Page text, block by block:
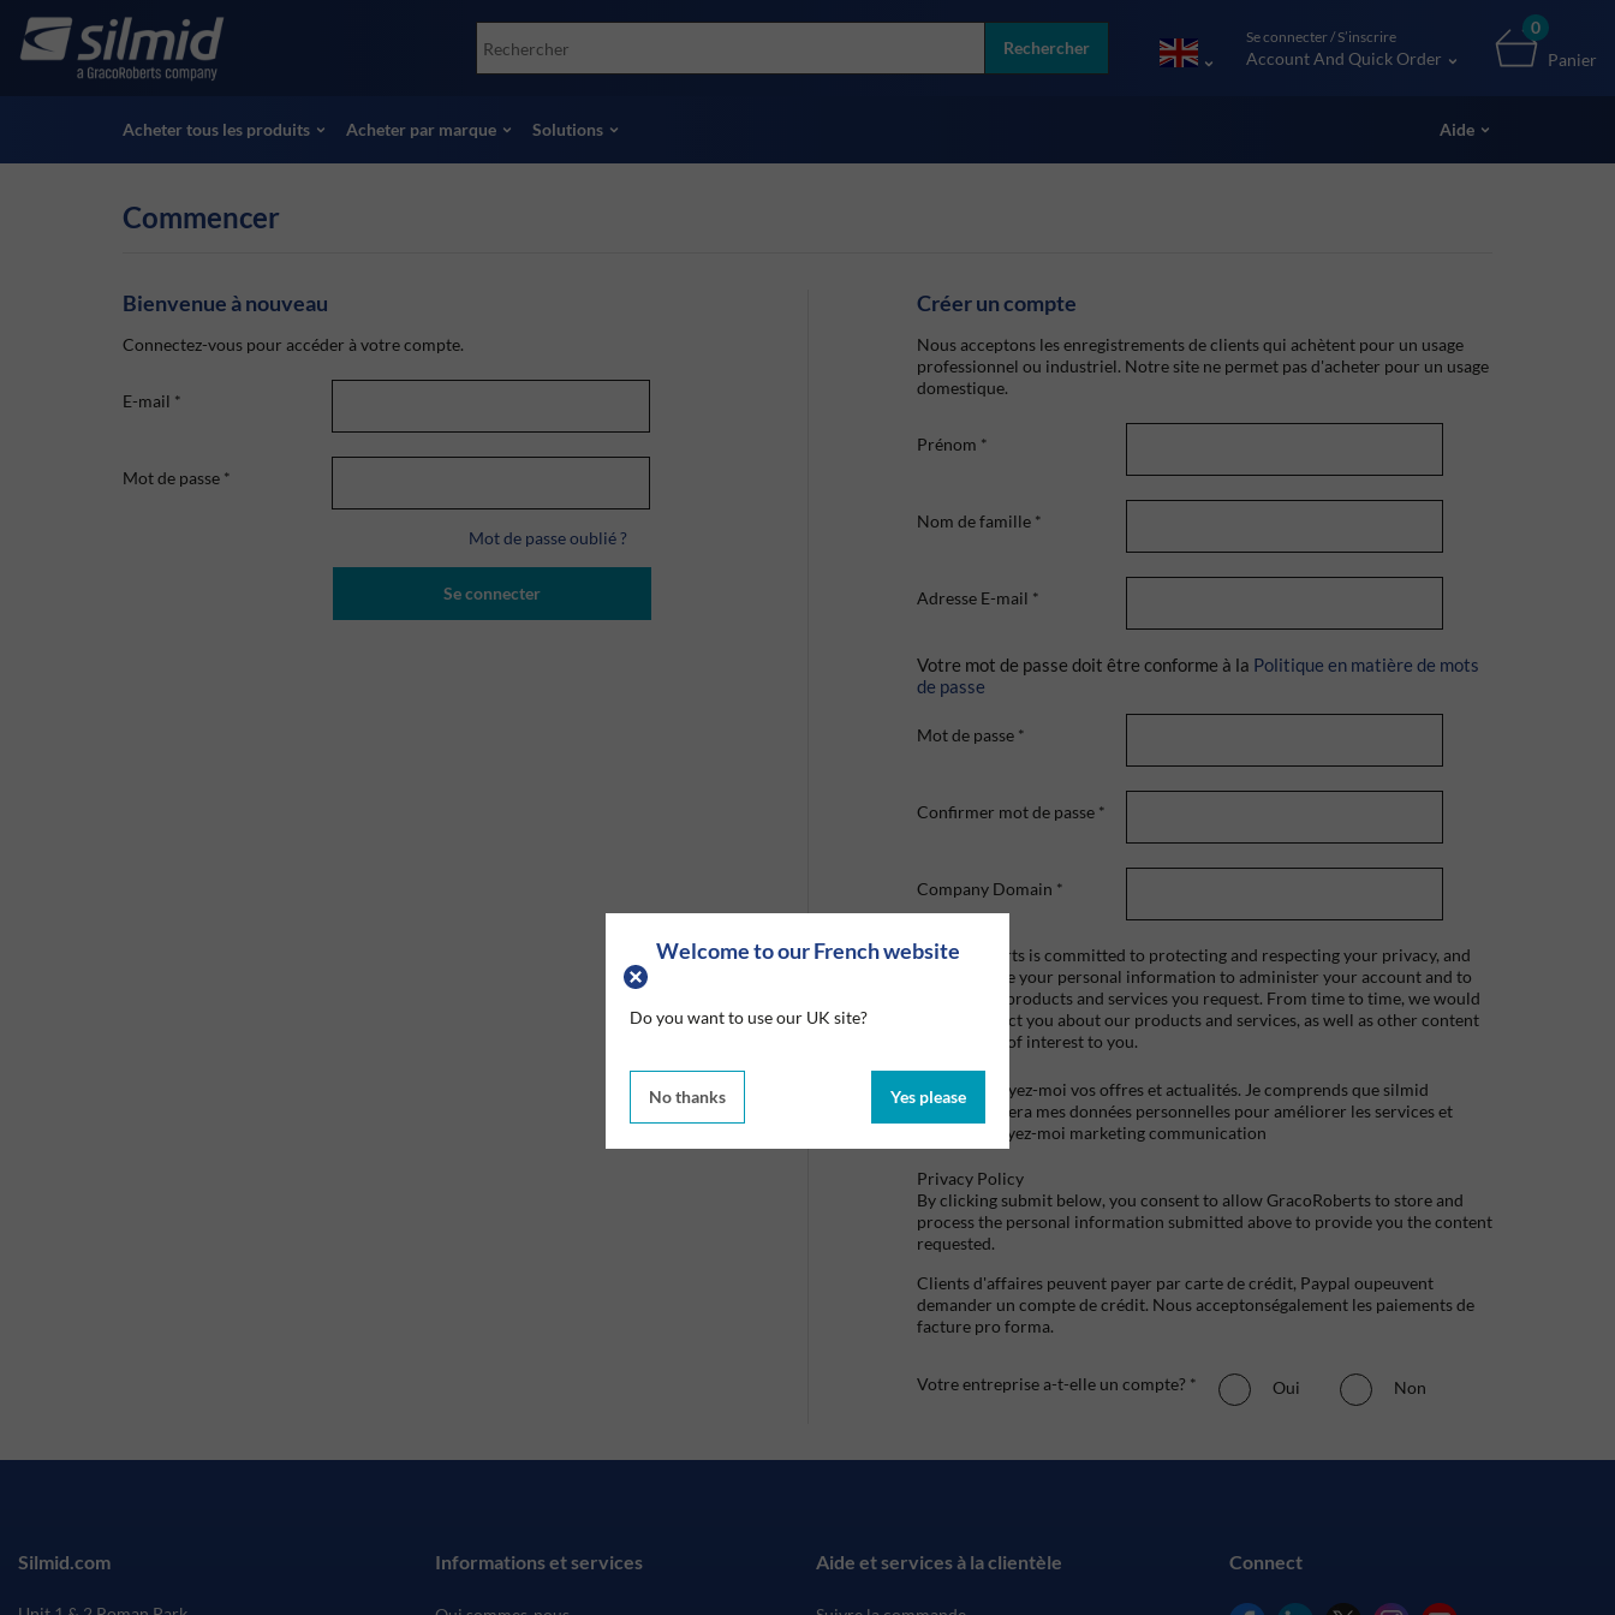
Welcome to our French website
Do you want to use our UK site?
No thanks Yes please
main
Accessories
Essais non destructifs (NDT)
Voir tous les produits
Socomore
Skydrol
Rechercher
Se connecter / S’inscrire
Account And Quick Order
0
Panier
Acheter tous les produits Acheter par marque Solutions Aide
Commencer
Bienvenue à nouveau
Connectez-vous pour accéder à votre compte.
E-mail *
Mot de passe *
Mot de passe oublié ?
Se connecter
Créer un compte
Nous acceptons les enregistrements de clients qui achètent pour un usage
professionnel ou industriel. Notre site ne permet pas d'acheter pour un usage
domestique.
Prénom *
Nom de famille *
Adresse E-mail *
Votre mot de passe doit être conforme à la Politique en matière de mots
de passe
Mot de passe *
Confirmer mot de passe *
Company Domain *
Graco Roberts is committed to protecting and respecting your privacy, and
we'll only use your personal information to administer your account and to
provide the products and services you request. From time to time, we would
like to contact you about our products and services, as well as other content
that may be of interest to you.
Envoyez-moi vos offres et actualités. Je comprends que silmid
utilisera mes données personnelles pour améliorer les services et
envoyez-moi marketing communication
Privacy Policy
By clicking submit below, you consent to allow GracoRoberts to store and
process the personal information submitted above to provide you the content
requested.
Clients d'affaires peuvent payer par carte de crédit, Paypal oupeuvent
demander un compte de crédit. Nous acceptonségalement les paiements de
facture pro forma.
Votre entreprise a-t-elle un compte? * Oui Non
Informations et services Aide et services à la clientèle Connect
Silmid.com